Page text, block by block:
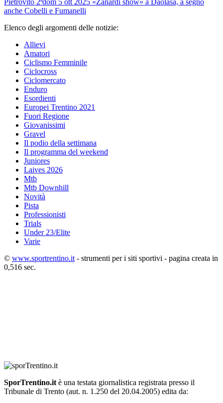
anche Cobelli e Fumanelli
Elenco degli argomenti delle notizie:
Allievi
Amatori
Ciclismo Femminile
Ciclocross
Ciclomercato
Enduro
Esordienti
Europei Trentino 2021
Fuori Regione
Giovanissimi
Gravel
Il podio della settimana
Il programma del weekend
Juniores
Laives 2026
Mtb
Mtb Downhill
Novità
Pista
Professionisti
Trials
Under 23/Elite
Varie
© www.sportrentino.it - strumenti per i siti sportivi - pagina creata in
0,516 sec.
SporTrentino.it è una testata giornalistica registrata presso il
Tribunale di Trento (aut. n. 1.250 del 20.04.2005) edita da: